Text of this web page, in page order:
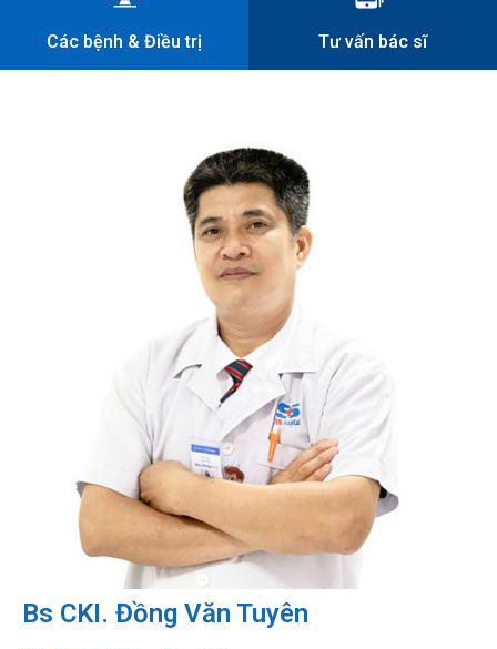
Các bệnh & Điều trị Tư vấn bác sĩ
Bs CKI. Đồng Văn Tuyên